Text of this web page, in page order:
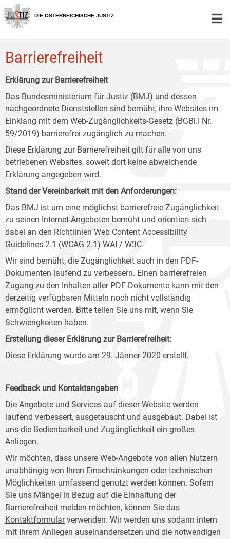
Zur
Hauptnavigation
[1]
Zum
Inhalt
[2]
Zum
Untermenü
[3]
DIE ÖSTERREICHISCHE JUSTIZ
Barrierefreiheit
Erklärung zur Barrierefreiheit
Das Bundesministerium für Justiz (BMJ) und dessen
nachgeordnete Dienststellen sind bemüht, ihre Websites im
Einklang mit dem Web-Zugänglichkeits-Gesetz (BGBl.I Nr.
59/2019) barrierefrei zugänglich zu machen.
Diese Erklärung zur Barrierefreiheit gilt für alle von uns
betriebenen Websites, soweit dort keine abweichende
Erklärung angegeben wird.
Stand der Vereinbarkeit mit den Anforderungen:
Das BMJ ist um eine möglichst barrierefreie Zugänglichkeit
zu seinen Internet-Angeboten bemüht und orientiert sich
dabei an den Richtlinien Web Content Accessibility
Guidelines 2.1 (WCAG 2.1) WAI / W3C.
Wir sind bemüht, die Zugänglichkeit auch in den PDF-
Dokumenten laufend zu verbessern. Einen barrierefreien
Zugang zu den Inhalten aller PDF-Dokumente kann mit den
derzeitig verfügbaren Mitteln noch nicht vollständig
ermöglicht werden. Bitte teilen Sie uns mit, wenn Sie
Schwierigkeiten haben.
Erstellung dieser Erklärung zur Barrierefreiheit:
Diese Erklärung wurde am 29. Jänner 2020 erstellt.
Feedback und Kontaktangaben
Die Angebote und Services auf dieser Website werden
laufend verbessert, ausgetauscht und ausgebaut. Dabei ist
uns die Bedienbarkeit und Zugänglichkeit ein großes
Anliegen.
Wir möchten, dass unsere Web-Angebote von allen Nutzern
unabhängig von Ihren Einschränkungen oder technischen
Möglichkeiten umfassend genutzt werden können. Sofern
Sie uns Mängel in Bezug auf die Einhaltung der
Barrierefreiheit melden möchten, können Sie das
Kontaktformularverwenden. Wir werden uns sodann intern
mit Ihrem Anliegen auseinandersetzen und die notwendigen